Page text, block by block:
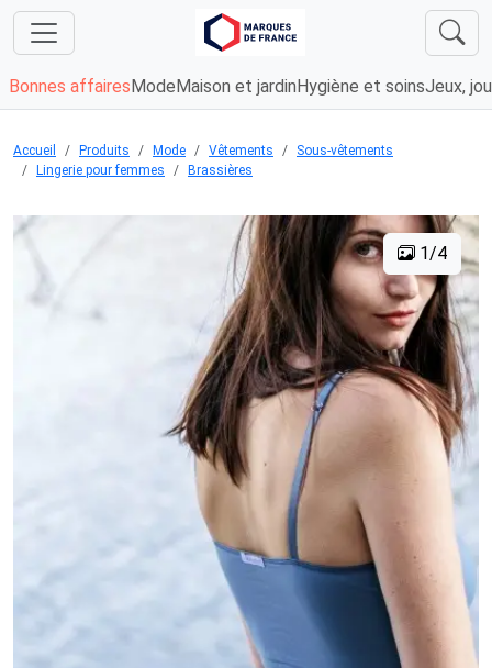
Bonnes affaires Mode Maison et jardin Hygiène et soinsJeux,
Accueil Produits Mode Vêtements
Sous-vêtements
Lingerie pour femmes
Brassières
1/4